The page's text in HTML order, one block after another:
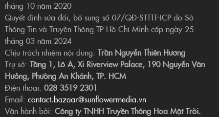
tháng 10 năm 2020
Quyết định sửa đổi, bổ sung số 07/QĐ-STTTT-ICP do Sở
Thông Tin và Truyền Thông TP Hồ Chí Minh cấp ngày 25
tháng 03 năm 2024
Chịu trách nhiệm nội dung: Trần Nguyễn Thiên Hương
Trụ sở: Tầng 1, Lô A, Xi Riverview Palace, 190 Nguyễn Văn
Hưởng, Phường An Khánh, TP. HCM
Điện thoại: 028 3519 2301
Email: contact.bazaar@sunflowermedia.vn
Vận hành bởi: Công ty TNHH Truyền Thông Hoa Mặt Trời.